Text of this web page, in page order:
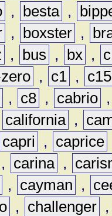
, besta ,
, boxster ,
, bus , bx ,
c
, c1 ,
c15
, c8 , cabrio
california ,
capri , caprice
, carina ,
, cayman ,
, challenger